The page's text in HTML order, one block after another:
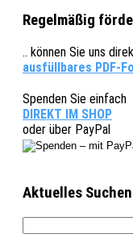
Regelmäßig
.. können Sie uns
ausfüllbares PDF-
Spenden Sie einfach
DIREKT IM SHOP
oder über PayPal
Aktuelles Suchen